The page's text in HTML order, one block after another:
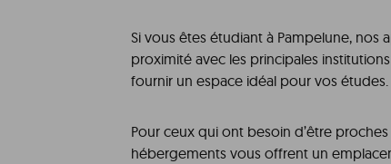
Si vous êtes étudiant à Pampelune,
proximité avec les principales
fournir un espace idéal pour vos études.
Pour ceux qui ont besoin d’être
hébergements vous offrent un